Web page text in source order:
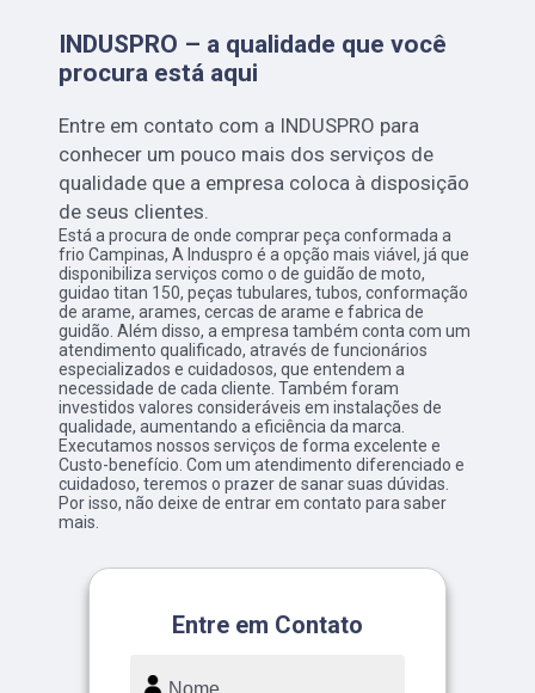
INDUSPRO – a qualidade que você
procura está aqui
Entre em contato com a INDUSPRO para
conhecer um pouco mais dos serviços de
qualidade que a empresa coloca à disposição
de seus clientes.
Está a procura de onde comprar peça conformada a
frio Campinas, A Induspro é a opção mais viável, já que
disponibiliza serviços como o de guidão de moto,
guidao titan 150, peças tubulares, tubos, conformação
de arame, arames, cercas de arame e fabrica de
guidão. Além disso, a empresa também conta com um
atendimento qualificado, através de funcionários
especializados e cuidadosos, que entendem a
necessidade de cada cliente. Também foram
investidos valores consideráveis em instalações de
qualidade, aumentando a eficiência da marca.
Executamos nossos serviços de forma excelente e
Custo-benefício. Com um atendimento diferenciado e
cuidadoso, teremos o prazer de sanar suas dúvidas.
Por isso, não deixe de entrar em contato para saber
mais.
Entre em Contato